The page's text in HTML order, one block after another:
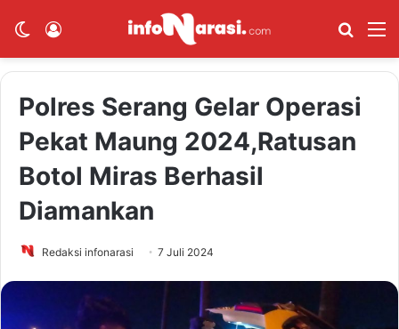
Switch skin Cari
Polres Serang Gelar Operasi
Pekat Maung 2024,Ratusan
Botol Miras Berhasil
Diamankan
Redaksi infonarasi 7 Juli 2024